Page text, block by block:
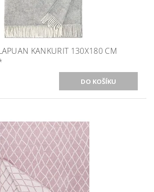
KANKURIT 130X180 CM